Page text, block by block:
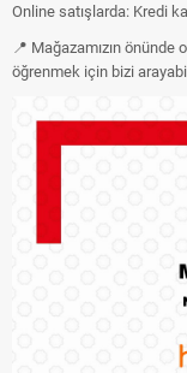
Online satışlarda: Kredi
📍 Mağazamızın
öğrenmek için bizi